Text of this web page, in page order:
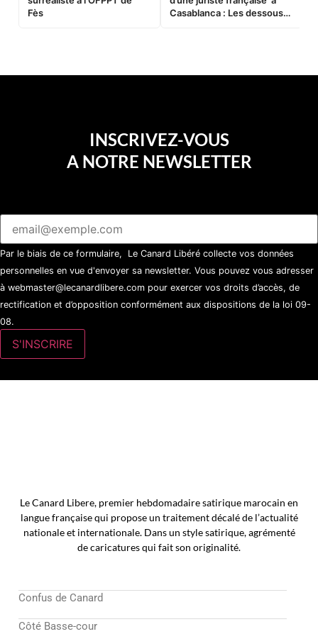
Fès
Casablanca : Les dessous
INSCRIVEZ-VOUS
A NOTRE NEWSLETTER
Par le biais de ce formulaire, Le Canard Libéré collecte vos données
personnelles en vue d'envoyer sa newsletter. Vous pouvez vous adresser
à webmaster@lecanardlibere.com pour exercer vos droits d’accès, de
rectification et d’opposition conformément aux dispositions de la loi 09-
08.
Le Canard Libere, premier hebdomadaire satirique marocain en
langue française qui propose un traitement décalé de l’actualité
nationale et internationale. Dans un style satirique, agrémenté
de caricatures qui fait son originalité.
Confus de Canard
Côté Basse-cour